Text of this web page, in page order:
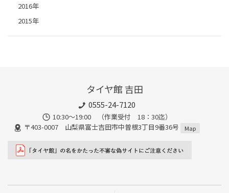
2016年
2015年
タイヤ館 吉田
0555-24-7120
10:30～19:00 （作業受付 18：30迄）
〒403-0007 山梨県富士吉田市中曽根3丁目9番36号
Map